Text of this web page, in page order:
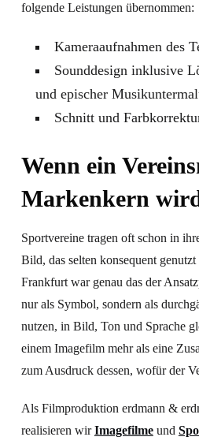
folgende Leistungen übernommen:
Kameraaufnahmen des
Sounddesign inklusive
und epischer
Schnitt und
Wenn ein
Markenkern
Sportvereine tragen oft schon in
Bild, das selten konsequent
Frankfurt war genau das der
nur als Symbol, sondern als
nutzen, in Bild, Ton und Sprache
einem Imagefilm mehr als eine
zum Ausdruck dessen, wofür der
Als Filmproduktion erdmann &
realisieren wirImagefilmeund